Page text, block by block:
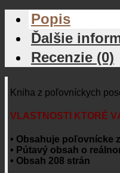
Popis
Ďalšie
Recenzie (0)
Kniha z poľovníckych
VLASTNOSTI KTORÉ
• Obsahuje poľovnícke
• Pútavý obsah o
• Obsah 208 strán